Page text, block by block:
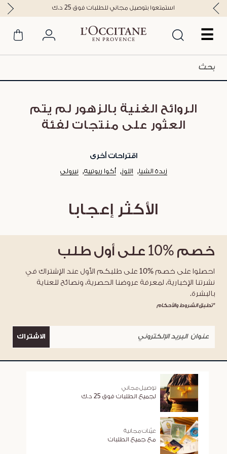
☰
استمتعوا بتوصيل مجاني للطلبات فوق 25 د.ك
الروائح الغنية بالزهور لم يتم
العثور على منتجات لفئة
اقتراحات أخرى
زبدة الشيا اللوز أكوا ريوتييه نيرولي
الأكثر إعجابا
خصم %10 على أول طلب
احصلوا على خصم %10 على طلبكم الأول عند الإشتراك في
نشرتنا الإخبارية، لمعرفة عروضنا الحصرية، ونصائح للعناية
بالبشرة.
*تطبق الشروط والأحكام
الاشتراك
توصيل مجاني
لجميع الطلبات فوق 25 د.ك
عيّنات مجانية
مع جميع الطلبات